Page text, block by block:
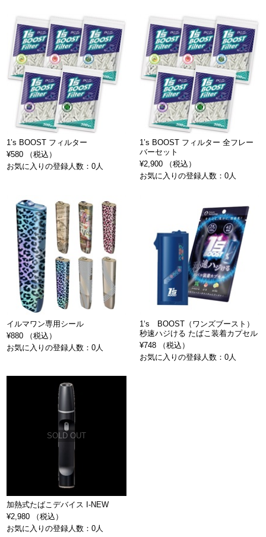
1’s BOOST フィルター
¥580 （税込）
お気に入りの登録人数：0人
1’s BOOST フィルター 全フレー
バーセット
¥2,900 （税込）
お気に入りの登録人数：0人
イルマワン専用シール
¥880 （税込）
お気に入りの登録人数：0人
1‘s BOOST（ワンズブースト）
秒速ハジける たばこ装着カプセル
¥748 （税込）
お気に入りの登録人数：0人
SOLD OUT
加熱式たばこデバイス I-NEW
¥2,980 （税込）
お気に入りの登録人数：0人